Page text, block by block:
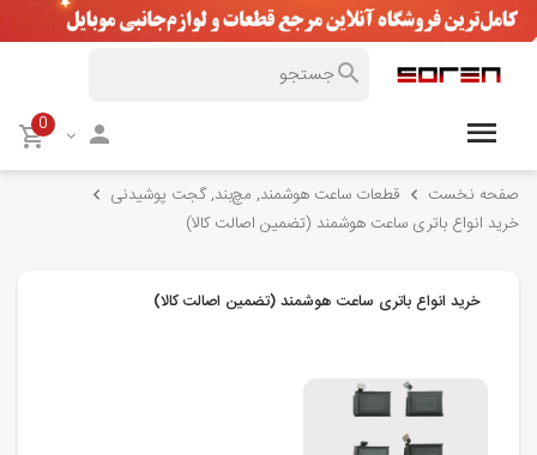
0
صفحه نخست
قطعات ساعت هوشمند, مچ‌بند, گجت پوشیدنی
خرید انواع باتری ساعت هوشمند (تضمین اصالت کالا)
خرید انواع باتری ساعت هوشمند (تضمین اصالت کالا)